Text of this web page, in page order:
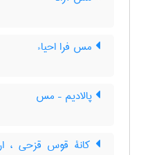
مس فرا احیاء
پالادیم – مس
کانۀ قوس قزحی ،